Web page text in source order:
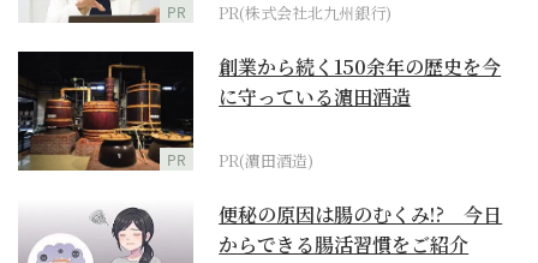
PR PR(株式会社北九州銀行)
PR
創業から続く150余年の歴史を今
に守っている濵田酒造
PR(濵田酒造)
便秘の原因は腸のむくみ!? 今日
からできる腸活習慣をご紹介